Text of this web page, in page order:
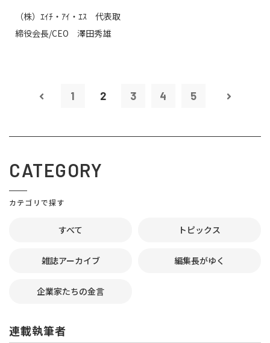
（株）ｴｲﾁ・ｱｲ・ｴｽ 代表取
締役会長/CEO 澤田秀雄
1 2 3 4 5
CATEGORY
カテゴリで探す
すべて トピックス
雑誌アーカイブ 編集長がゆく
企業家たちの金言
連載執筆者